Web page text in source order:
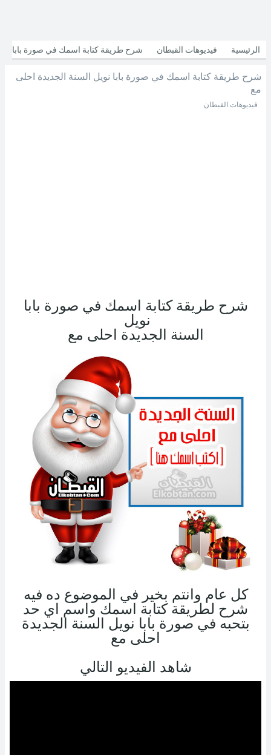
الرئيسية فيديوهات القبطان شرح طريقة كتابة اسمك في صورة بابا
نويل السنة الجديدة احلى مع
شرح طريقة كتابة اسمك في صورة بابا نويل السنة الجديدة احلى
مع
فيديوهات القبطان
شرح طريقة كتابة اسمك في صورة بابا
نويل
السنة الجديدة احلى مع
كل عام وانتم بخير في الموضوع ده فيه
شرح لطريقة كتابة اسمك واسم اي حد
بتحبه في صورة بابا نويل السنة الجديدة
احلى مع
شاهد الفيديو التالي